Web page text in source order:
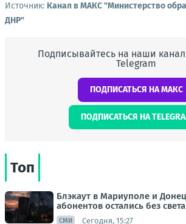
Источник: Канал в МАКС "Министерство
ДНР"
Подписывайтесь на наши
Telegram
ПОДПИСАТЬСЯ НА МАКС
ПОДПИСАТЬСЯ НА
Топ
Блэкаут в Мариуполе и
абонентов остались без света
СМИ Сегодня, 15:27